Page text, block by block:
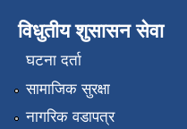
विधुतीय शुसासन सेवा
घटना दर्ता
सामाजिक सुरक्षा
नागरिक वडापत्र